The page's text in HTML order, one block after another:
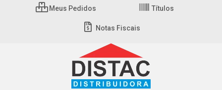
Meus Pedidos Títulos
Notas Fiscais